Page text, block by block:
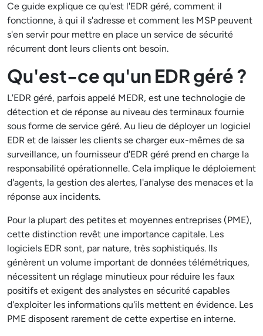
Ce guide explique ce qu'est l'EDR géré, comment il
fonctionne, à qui il s'adresse et comment les MSP peuvent
s'en servir pour mettre en place un service de sécurité
récurrent dont leurs clients ont besoin.
Qu'est-ce qu'un EDR géré ?
L'EDR géré, parfois appelé MEDR, est une technologie de
détection et de réponse au niveau des terminaux fournie
sous forme de service géré. Au lieu de déployer un logiciel
EDR et de laisser les clients se charger eux-mêmes de sa
surveillance, un fournisseur d'EDR géré prend en charge la
responsabilité opérationnelle. Cela implique le déploiement
d'agents, la gestion des alertes, l'analyse des menaces et la
réponse aux incidents.
Pour la plupart des petites et moyennes entreprises (PME),
cette distinction revêt une importance capitale. Les
logiciels EDR sont, par nature, très sophistiqués. Ils
génèrent un volume important de données télémétriques,
nécessitent un réglage minutieux pour réduire les faux
positifs et exigent des analystes en sécurité capables
d'exploiter les informations qu'ils mettent en évidence. Les
PME disposent rarement de cette expertise en interne.